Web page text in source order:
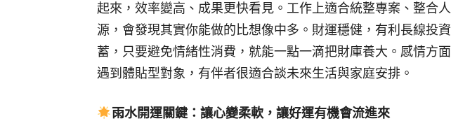
起來，效率變高、成果更快看見。工作上適合統整專案、整合
源，會發現其實你能做的比想像中多。財運穩健，有利長線投
蓄，只要避免情緒性消費，就能一點一滴把財庫養大。感情方
遇到體貼型對象，有伴者很適合談未來生活與家庭安排。
雨水開運關鍵：讓心變柔軟，讓好運有機會流進來